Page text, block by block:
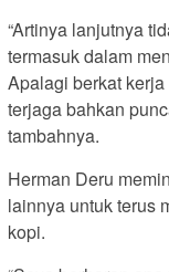
“Artinya lanjutnya
termasuk dalam
Apalagi berkat
terjaga bahkan
tambahnya.
Herman Deru
lainnya untuk terus
kopi.